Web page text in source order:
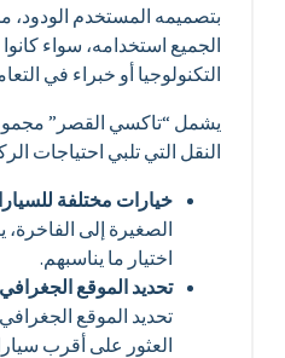
بتصميمه المستخدم
الجميع استخدامه، سواء
التكنولوجيا أو خبراء في
يشمل “تاكسي القصر”
النقل التي تلبي احتياجات
خيارات مختلفة
الصغيرة إلى
اختيار ما يناسبهم.
تحديد الموقع الجغرافي
العثور على أقرب